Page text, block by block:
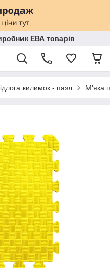
ЕВА товарів
килимок - пазл М'яка